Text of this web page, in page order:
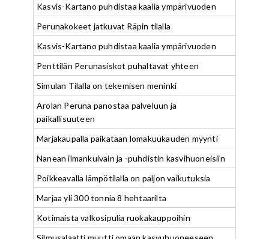
Kasvis-Kartano puhdistaa kaalia ympärivuoden
Perunakokeet jatkuvat Räpin tilalla
Kasvis-Kartano puhdistaa kaalia ympärivuoden
Penttilän Perunasiskot puhaltavat yhteen
Simulan Tilalla on tekemisen meninki
Arolan Peruna panostaa palveluun ja
paikallisuuteen
Marjakaupalla paikataan lomakuukauden myynti
Nanean ilmankuivain ja -puhdistin kasvihuoneisiin
Poikkeavalla lämpötilalla on paljon vaikutuksia
Marjaa yli 300 tonnia 8 hehtaarilta
Kotimaista valkosipulia ruokakauppoihin